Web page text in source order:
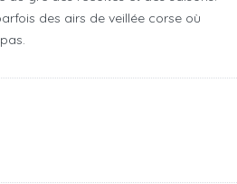
des airs de veillée corse où